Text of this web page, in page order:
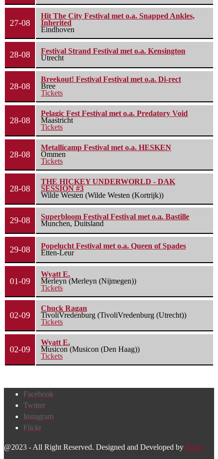
27-08
Hit The City Festival met o.a. Snapped Ankles,
Inherited
Eindhoven
28-08
Festival Strand Festival met o.a. Kensington
Utrecht
28-08
Breekout! Festival Festival met o.a. Di-rect
Bree
Tickets
28-08
Pelagic Fest Festival met o.a. Predatory Void
Maastricht
Tickets
28-08
Metallicamp Festival met o.a. HESKEN
Ommen
Tickets
28-08
THE HICKEY UNDERWORLD - DAK
SESSION #3
Wilde Westen (Wilde Westen (Kortrijk))
29-08
Superbloom Festival Festival met o.a. Bastille
Munchen, Duitsland
29-08
Popelucht Festival met o.a. Queen of Spades
Etten-Leur
01-09
Wyatt E.
Merleyn (Merleyn (Nijmegen))
Tickets
02-09
Chuck Ragan
TivoliVredenburg (TivoliVredenburg (Utrecht))
Tickets
02-09
Wyatt E.
Musicon (Musicon (Den Haag))
Tickets
Facebook
Twitter
Instagram
Flickr
@2023 - All Right Reserved. Designed and Developed by Harm